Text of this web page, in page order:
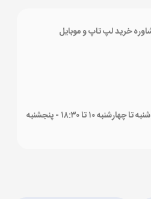
خرید لپ تاپ و موبایل
ساعت پاسخگویی: شنبه تا چهارشنبه ۱۰ تا ۱۸:۳۰ - پنجشنبه